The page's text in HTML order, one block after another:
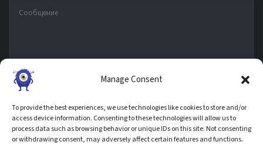
Manage Consent
To provide the best experiences, we use technologies like cookies to store and/or
access device information. Consenting to these technologies will allow us to
process data such as browsing behavior or unique IDs on this site. Not consenting
or withdrawing consent, may adversely affect certain features and functions.
СЛЕДИТЕ ЗА НАМИ В СОЦ.СЕТЯХ